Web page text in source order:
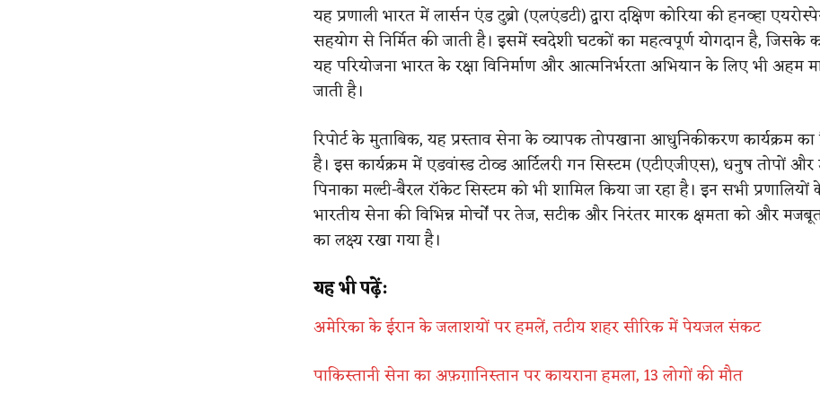
यह प्रणाली भारत में लार्सन एंड टुब्रो (एलएंडटी) द्वारा दक्षिण कोरिया की हनव्हा
सहयोग से निर्मित की जाती है। इसमें स्वदेशी घटकों का महत्वपूर्ण योगदान है, जिसके
यह परियोजना भारत के रक्षा विनिर्माण और आत्मनिर्भरता अभियान के लिए भी अहम
जाती है।
रिपोर्ट के मुताबिक, यह प्रस्ताव सेना के व्यापक तोपखाना आधुनिकीकरण कार्यक्रम का
है। इस कार्यक्रम में एडवांस्ड टोव्ड आर्टिलरी गन सिस्टम (एटीएजीएस), धनुष तोपों और
पिनाका मल्टी-बैरल रॉकेट सिस्टम को भी शामिल किया जा रहा है। इन सभी
भारतीय सेना की विभिन्न मोर्चों पर तेज, सटीक और निरंतर मारक क्षमता को और
का लक्ष्य रखा गया है।
यह भी पढ़ें:
अमेरिका के ईरान के जलाशयों पर हमलें, तटीय शहर सीरिक में पेयजल संकट
पाकिस्तानी सेना का अफ़ग़ानिस्तान पर कायराना हमला, 13 लोगों की मौत